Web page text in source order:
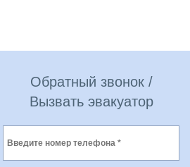
Обратный звонок /
Вызвать эвакуатор